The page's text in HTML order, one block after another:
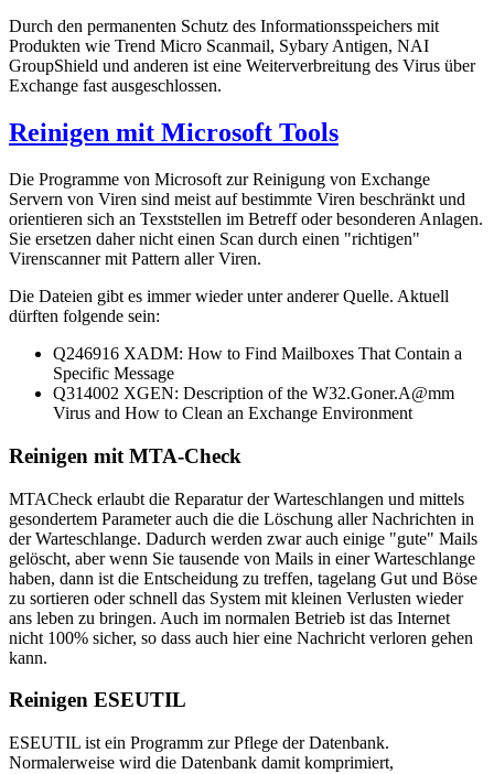
Durch den permanenten Schutz des Informationsspeichers mit
Produkten wie Trend Micro Scanmail, Sybary Antigen, NAI
GroupShield und anderen ist eine Weiterverbreitung des Virus über
Exchange fast ausgeschlossen.
Reinigen mit Microsoft Tools
Die Programme von Microsoft zur Reinigung von Exchange
Servern von Viren sind meist auf bestimmte Viren beschränkt und
orientieren sich an Texststellen im Betreff oder besonderen Anlagen.
Sie ersetzen daher nicht einen Scan durch einen "richtigen"
Virenscanner mit Pattern aller Viren.
Die Dateien gibt es immer wieder unter anderer Quelle. Aktuell
dürften folgende sein:
Q246916 XADM: How to Find Mailboxes That Contain a
Specific Message
Q314002 XGEN: Description of the W32.Goner.A@mm
Virus and How to Clean an Exchange Environment
Reinigen mit MTA-Check
MTACheck erlaubt die Reparatur der Warteschlangen und mittels
gesondertem Parameter auch die die Löschung aller Nachrichten in
der Warteschlange. Dadurch werden zwar auch einige "gute" Mails
gelöscht, aber wenn Sie tausende von Mails in einer Warteschlange
haben, dann ist die Entscheidung zu treffen, tagelang Gut und Böse
zu sortieren oder schnell das System mit kleinen Verlusten wieder
ans leben zu bringen. Auch im normalen Betrieb ist das Internet
nicht 100% sicher, so dass auch hier eine Nachricht verloren gehen
kann.
Reinigen ESEUTIL
ESEUTIL ist ein Programm zur Pflege der Datenbank.
Normalerweise wird die Datenbank damit komprimiert,